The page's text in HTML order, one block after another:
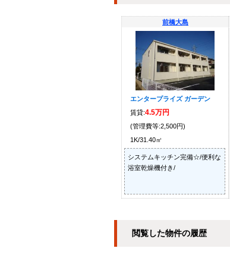
前橋大島
エンタープライズ ガーデン
賃貸:4.5万円
(管理費等:2,500円)
1K/31.40㎡
システムキッチン完備☆/便利な
浴室乾燥機付き/
閲覧した物件の履歴